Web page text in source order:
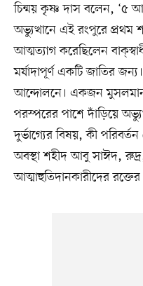
চিন্ময় কৃষ্ণ দাস বলেন, ‘৫
অভ্যুত্থানে এই রংপুরে প্রথম
আত্মত্যাগ করেছিলেন
মর্যাদাপূর্ণ একটি জাতির
আন্দোলনে। একজন
পরস্পরের পাশে দাঁড়িয়ে
দুর্ভাগ্যের বিষয়, কী
অবস্থা শহীদ আবু সাঈদ,
আত্মাহুতিদানকারীদের রক্তের